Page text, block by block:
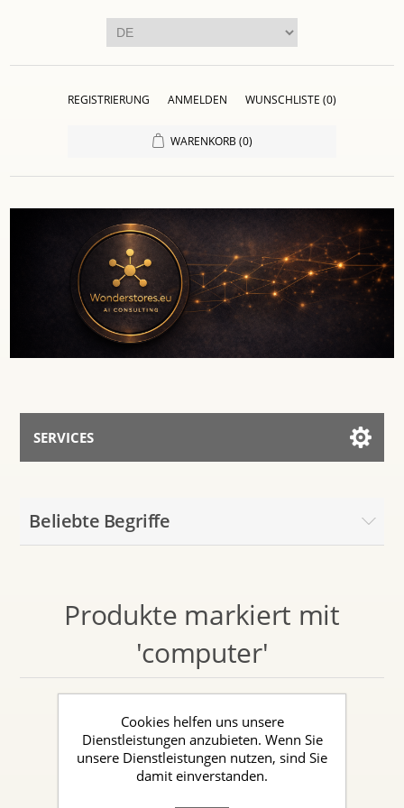
REGISTRIERUNG ANMELDEN WUNSCHLISTE (0)
WARENKORB (0)
SERVICES
Mit dem Assistenten sprechen
Beliebte Begriffe
Produkte markiert mit
'computer'
Cookies helfen uns unsere
Dienstleistungen anzubieten. Wenn Sie
unsere Dienstleistungen nutzen, sind Sie
damit einverstanden.